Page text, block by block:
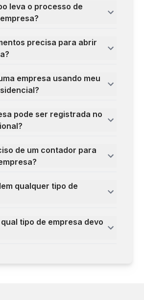
leva o processo de
precisa para abrir
empresa usando meu
pode ser registrada no
de um contador para
qualquer tipo de
tipo de empresa devo